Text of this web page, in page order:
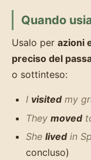
Quando
Usalo per azioni
preciso del
o sottinteso:
I visitedmy
They moved
She livedin
concluso)